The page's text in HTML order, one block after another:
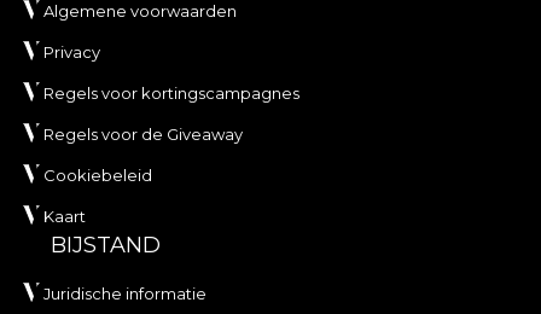
Algemene voorwaarden
Privacy
Regels voor kortingscampagnes
Regels voor de Giveaway
Cookiebeleid
Kaart
BIJSTAND
Juridische informatie